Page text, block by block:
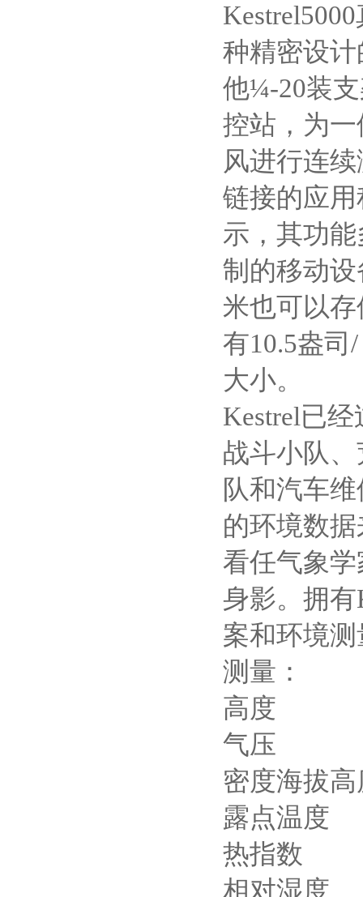
Kestrel5000
种精密设
他¼-20装
控站，为
风进行连
链接的应
示，其功
制的移动
米也可以
有10.5盎司 /
大小。
Kestrel已经
战斗小队
队和汽车
的环境数
看任气象
身影。拥有
案和环境
测量：
高度
气压
密度海拔高
露点温度
热指数
相对湿度